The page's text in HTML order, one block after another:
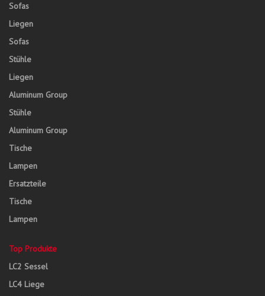
Sofas
Liegen
Sofas
Stühle
Liegen
Aluminum Group
Stühle
Aluminum Group
Tische
Lampen
Ersatzteile
Tische
Lampen
Top Produkte
LC2 Sessel
LC4 Liege